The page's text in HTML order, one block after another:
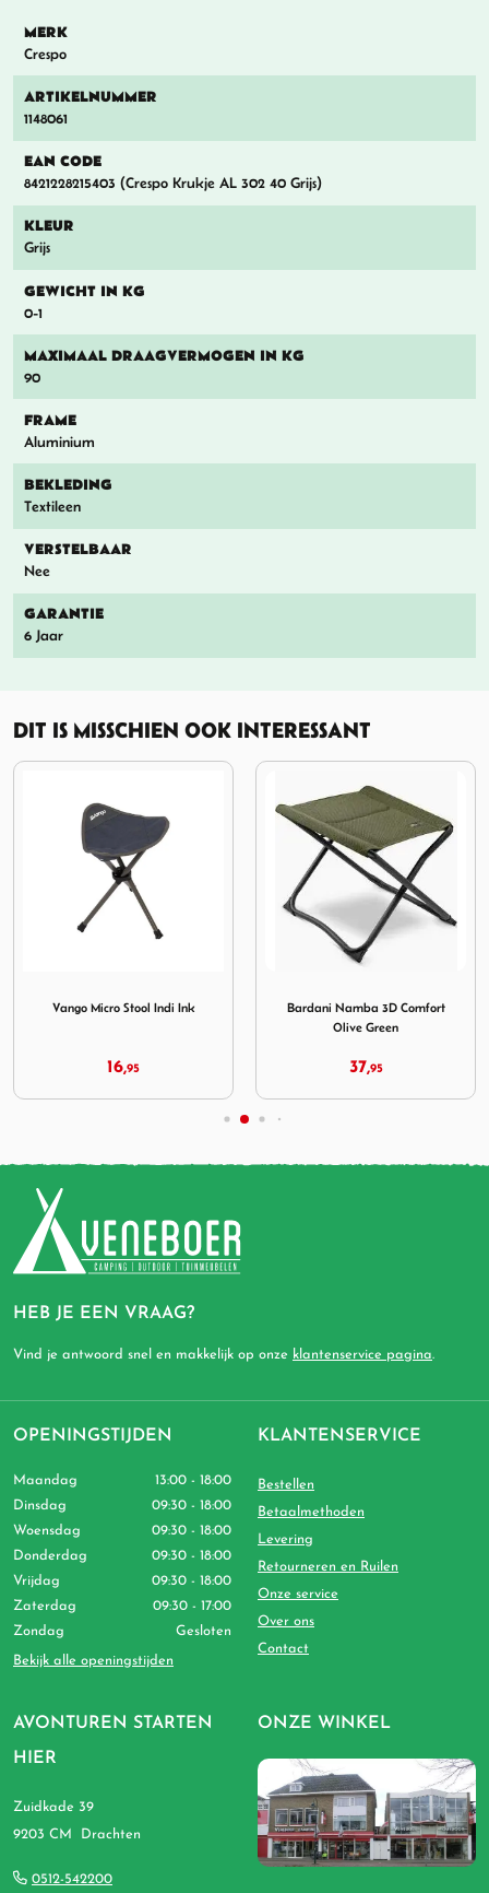
MERK
Crespo
ARTIKELNUMMER
1148061
EAN CODE
8421228215403 (Crespo Krukje AL 302 40 Grijs)
KLEUR
Grijs
GEWICHT IN KG
0-1
MAXIMAAL DRAAGVERMOGEN IN KG
90
FRAME
Aluminium
BEKLEDING
Textileen
VERSTELBAAR
Nee
GARANTIE
6 Jaar
DIT IS MISSCHIEN OOK INTERESSANT
Vango Micro Stool Indi Ink
16,95
Bardani Namba 3D Comfort
Olive Green
37,95
HEB JE EEN VRAAG?
Vind je antwoord snel en makkelijk op onze klantenservice pagina.
AVONTUREN STARTEN
HIER
Zuidkade 39
9203 CM Drachten
0512-542200
OPENINGSTIJDEN
Maandag
13:00 - 18:00
Dinsdag
09:30 - 18:00
Woensdag
09:30 - 18:00
Donderdag
09:30 - 18:00
Vrijdag
09:30 - 18:00
Zaterdag
09:30 - 17:00
Zondag
Gesloten
Bekijk alle openingstijden
KLANTENSERVICE
Bestellen
Betaalmethoden
Levering
Retourneren en Ruilen
Onze service
Over ons
Contact
ONZE WINKEL